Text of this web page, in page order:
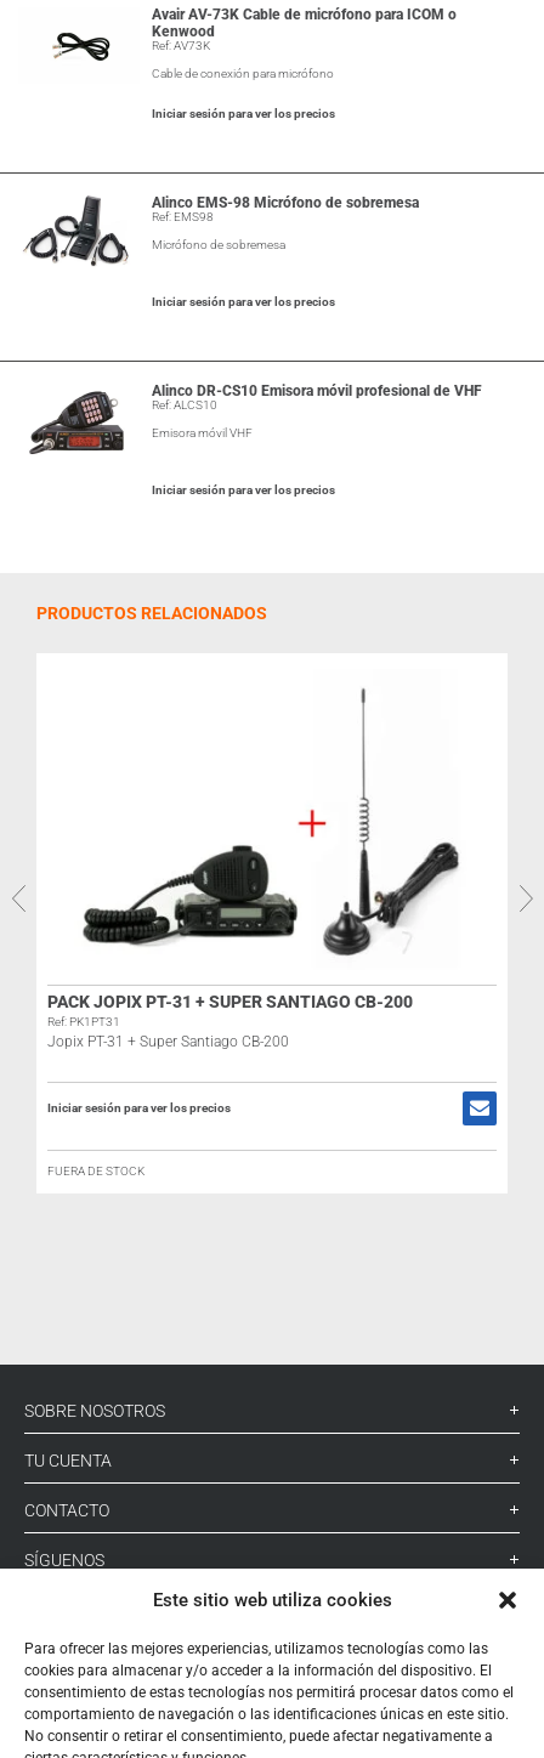
Este sitio web utiliza cookies
Para ofrecer las mejores experiencias, utilizamos tecnologías como las
cookies para almacenar y/o acceder a la información del dispositivo. El
consentimiento de estas tecnologías nos permitirá procesar datos como el
comportamiento de navegación o las identificaciones únicas en este sitio.
No consentir o retirar el consentimiento, puede afectar negativamente a
Avair AV-73K Cable de micrófono para ICOM o
Kenwood
Ref: AV73K
Cable de conexión para micrófono
Iniciar sesión para ver los precios
Alinco EMS-98 Micrófono de sobremesa
Ref: EMS98
Micrófono de sobremesa
Iniciar sesión para ver los precios
Alinco DR-CS10 Emisora móvil profesional de VHF
Ref: ALCS10
Emisora móvil VHF
Iniciar sesión para ver los precios
PRODUCTOS RELACIONADOS
PACK JOPIX PT-31 + SUPER SANTIAGO CB-200
Ref: PK1PT31
Jopix PT-31 + Super Santiago CB-200
Iniciar sesión para ver los precios
FUERA DE STOCK
SOBRE NOSOTROS
TU CUENTA
CONTACTO
SÍGUENOS
+ 34 933 348 800
info@pihernz.com